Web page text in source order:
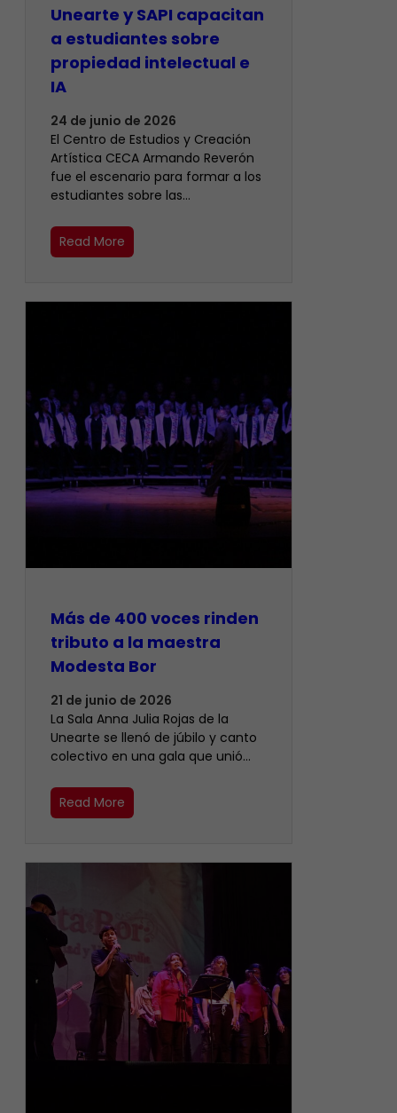
Unearte y SAPI capacitan
a estudiantes sobre
propiedad intelectual e
IA
24 de junio de 2026
El Centro de Estudios y Creación
Artística CECA Armando Reverón
fue el escenario para formar a los
estudiantes sobre las…
Read More
Más de 400 voces rinden
tributo a la maestra
Modesta Bor
21 de junio de 2026
​La Sala Anna Julia Rojas de la
Unearte se llenó de júbilo y canto
colectivo en una gala que unió…
Read More